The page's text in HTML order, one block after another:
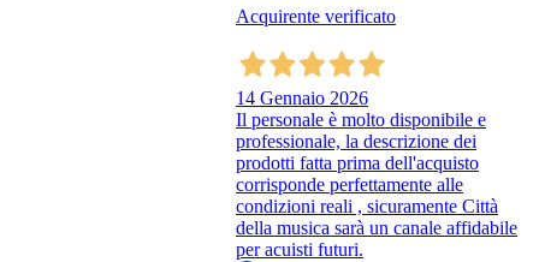
Acquirente verificato
14 Gennaio 2026
Il personale è molto disponibile e
professionale, la descrizione dei
prodotti fatta prima dell'acquisto
corrisponde perfettamente alle
condizioni reali , sicuramente Città
della musica sarà un canale affidabile
per acuisti futuri.